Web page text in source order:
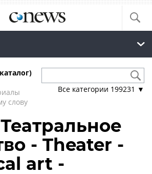
слову
Все категории 199231 ▼
- Theater -
art -